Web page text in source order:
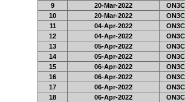
9
20-Mar-2022
10
20-Mar-2022
11
04-Apr-2022
12
04-Apr-2022
13
05-Apr-2022
14
05-Apr-2022
15
06-Apr-2022
16
06-Apr-2022
17
06-Apr-2022
18
06-Apr-2022